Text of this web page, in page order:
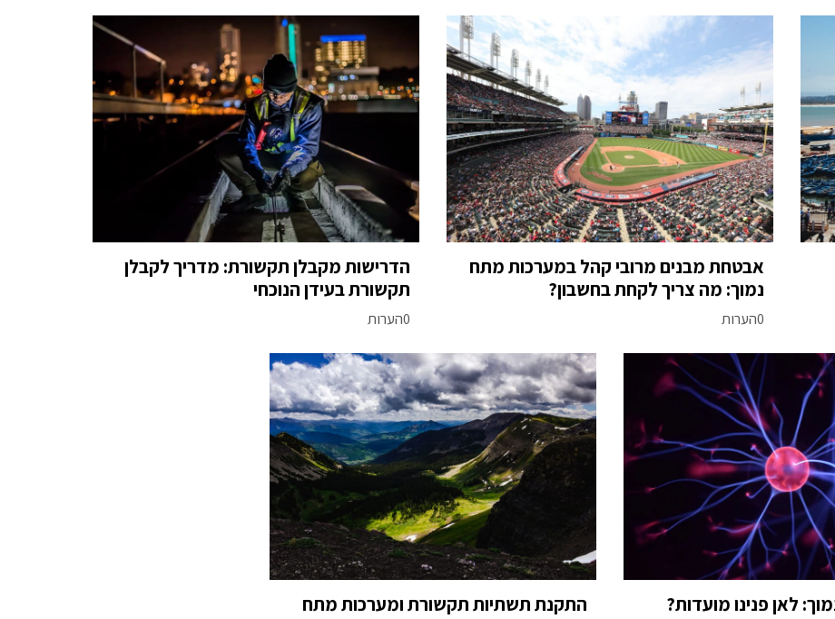
אבטחת מבנים מרובי קהל במערכות מתח
נמוך: מה צריך לקחת בחשבון?
0הערות
הדרישות מקבלן תקשורת: מדריך לקבלן
תקשורת בעידן הנוכחי
0הערות
לאן פנינו מועדות?
התקנת תשתיות תקשורת ומערכות מתח